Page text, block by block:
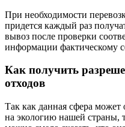
При необходимости
придется каждый раз
вывоз после проверки
информации фактическому
Как получить
отходов
Так как данная сфера может
на экологию нашей страны,